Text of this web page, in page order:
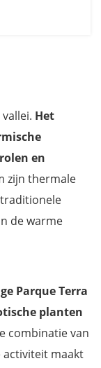
Het
en
zijn thermale
traditionele
de warme
Parque Terra
planten
combinatie van
activiteit maakt